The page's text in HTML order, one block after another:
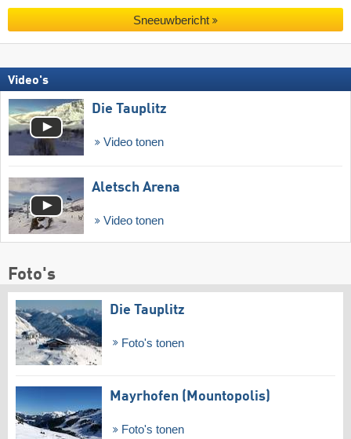
Sneeuwbericht
Video's
Die Tauplitz
Video tonen
Aletsch Arena
Video tonen
Foto's
Die Tauplitz
Foto's tonen
Mayrhofen (Mountopolis)
Foto's tonen